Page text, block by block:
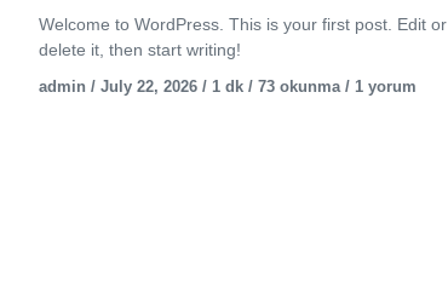
Welcome to WordPress. This is your first post. Edit or
delete it, then start writing!
admin / July 22, 2026 / 1 dk / 73 okunma / 1 yorum